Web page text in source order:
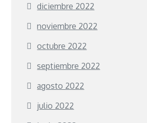
diciembre 2022
noviembre 2022
octubre 2022
septiembre 2022
agosto 2022
julio 2022